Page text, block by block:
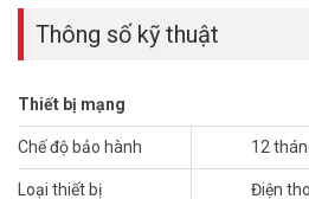
Thông số kỹ thuật
Thiết bị mạng
Chế độ bảo hành 12
Loại thiết bị Điện